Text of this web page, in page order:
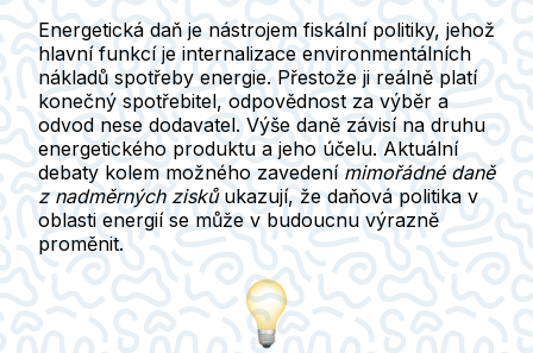
Energetická daň je nástrojem fiskální politiky, jehož
hlavní funkcí je internalizace environmentálních
nákladů spotřeby energie. Přestože ji reálně platí
konečný spotřebitel, odpovědnost za výběr a
odvod nese dodavatel. Výše daně závisí na druhu
energetického produktu a jeho účelu. Aktuální
debaty kolem možného zavedení mimořádné daně
z nadměrných ziskůukazují, že daňová politika v
oblasti energií se může v budoucnu výrazně
proměnit.